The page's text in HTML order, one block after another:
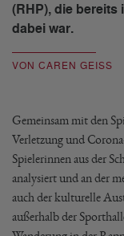
(RHP), die
dabei war.
VON CAREN GEISS
Gemeinsam mit den
Verletzung und
Spielerinnen aus der
analysiert und an der
auch der kulturelle
außerhalb der